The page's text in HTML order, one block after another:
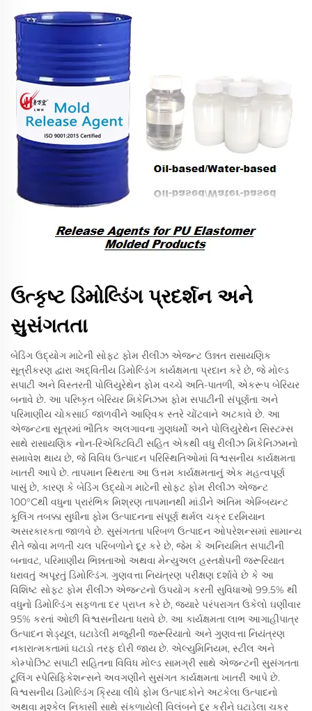
ઉત્કૃષ્ટ ડિમોલ્ડિંગ પ્રદર્શન અને
સુસંગતતા
બેડિંગ ઉદ્યોગ માટેની સોફ્ટ ફોમ રીલીઝ એજન્ટ ઉન્નત રાસાયણિક
સૂત્રીકરણ દ્વારા અદ્વિતીય ડિમોલ્ડિંગ કાર્યક્ષમતા પ્રદાન કરે છે, જે મોલ્ડ
સપાટી અને વિસ્તરતી પોલિયુરેથેન ફોમ વચ્ચે અતિ-પાતળી, એકરૂપ બેરિયર
બનાવે છે. આ પરિષ્કૃત બેરિયર મિકેનિઝમ ફોમ સપાટીની સંપૂર્ણતા અને
પરિમાણીય ચોકસાઈ જાળવીને આણ્વિક સ્તરે ચોંટવાને અટકાવે છે. આ
એજન્ટના સૂત્રમાં ભૌતિક અલગાવના ગુણધર્મો અને પોલિયુરેથેન સિસ્ટમ્સ
સાથે રાસાયણિક નોન-રિએક્ટિવિટી સહિત એકથી વધુ રીલીઝ મિકેનિઝમનો
સમાવેશ થાય છે, જે વિવિધ ઉત્પાદન પરિસ્થિતિઓમાં વિશ્વસનીય કાર્યક્ષમતા
ખાતરી આપે છે. તાપમાન સ્થિરતા આ ઉત્તમ કાર્યક્ષમતાનું એક મહત્વપૂર્ણ
પાસું છે, કારણ કે બેડિંગ ઉદ્યોગ માટેની સોફ્ટ ફોમ રીલીઝ એજન્ટ
100°Cથી વધુના પ્રારંભિક મિશ્રણ તાપમાનથી માંડીને અંતિમ એમ્બિયન્ટ
કૂલિંગ તબક્કા સુધીના ફોમ ઉત્પાદનના સંપૂર્ણ થર્મલ ચક્ર દરમિયાન
અસરકારકતા જાળવે છે. સુસંગતતા પરિબળ ઉત્પાદન ઓપરેશન્સમાં સામાન્ય
રીતે જોવા મળતી ચલ પરિબળોને દૂર કરે છે, જેમ કે અનિયમિત સપાટીની
બનાવટ, પરિમાણીય ભિન્નતાઓ અથવા મેન્યુઅલ હસ્તક્ષેપની જરૂરિયાત
ધરાવતું અપૂરતું ડિમોલ્ડિંગ. ગુણવત્તા નિયંત્રણ પરીક્ષણ દર્શાવે છે કે આ
વિશિષ્ટ સોફ્ટ ફોમ રીલીઝ એજન્ટનો ઉપયોગ કરતી સુવિધાઓ 99.5% થી
વધુનો ડિમોલ્ડિંગ સફળતા દર પ્રાપ્ત કરે છે, જ્યારે પરંપરાગત ઉકેલો ઘણીવાર
95% કરતાં ઓછી વિશ્વસનીયતા ધરાવે છે. આ કાર્યક્ષમતા લાભ આગાહીપાત્ર
ઉત્પાદન શેડ્યૂલ, ઘટાડેલી મજૂરીની જરૂરિયાતો અને ગુણવત્તા નિયંત્રણ
નકારાત્મકતામાં ઘટાડો તરફ દોરી જાય છે. એલ્યુમિનિયમ, સ્ટીલ અને
કોમ્પોઝિટ સપાટી સહિતના વિવિધ મોલ્ડ સામગ્રી સાથે એજન્ટની સુસંગતતા
ટૂલિંગ સ્પેસિફિકેશન્સને અવગણીને સુસંગત કાર્યક્ષમતા ખાતરી આપે છે.
વિશ્વસનીય ડિમોલ્ડિંગ ક્રિયા લીધે ફોમ ઉત્પાદકોને અટકેલા ઉત્પાદનો
અથવા મુશ્કેલ નિકાસી સાથે સંકળાયેલી વિલંબને દૂર કરીને ઘટાડેલા ચક્ર